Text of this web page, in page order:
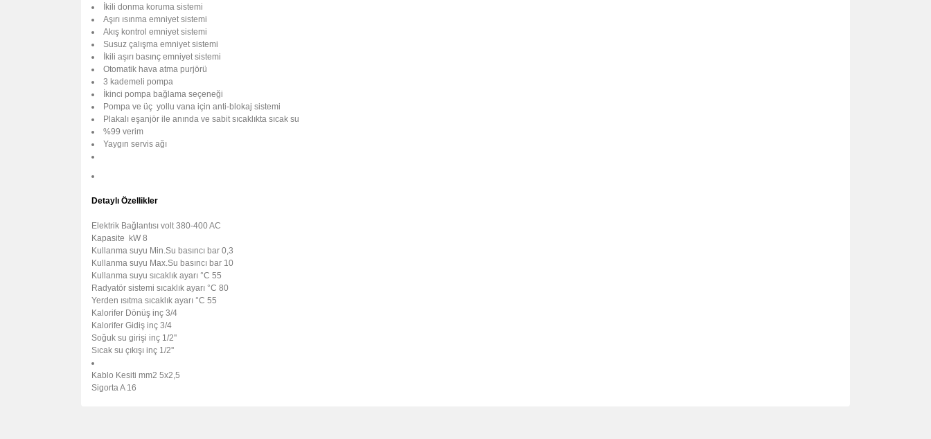
İkili donma koruma sistemi
Aşırı ısınma emniyet sistemi
Akış kontrol emniyet sistemi
Susuz çalışma emniyet sistemi
İkili aşırı basınç emniyet sistemi
Otomatik hava atma purjörü
3 kademeli pompa
İkinci pompa bağlama seçeneği
Pompa ve üç yollu vana için anti-blokaj sistemi
Plakalı eşanjör ile anında ve sabit sıcaklıkta sıcak su
%99 verim
Yaygın servis ağı
Detaylı Özellikler
Elektrik Bağlantısı volt 380-400 AC
Kapasite
kW 8
Kullanma suyu Min.Su basıncı bar 0,3
Kullanma suyu Max.Su basıncı bar 10
Kullanma suyu sıcaklık ayarı °C 55
Radyatör sistemi sıcaklık ayarı °C 80
Yerden ısıtma sıcaklık ayarı °C 55
Kalorifer Dönüş inç 3/4
Kalorifer Gidiş inç 3/4
Soğuk su girişi inç 1/2''
Sıcak su çıkışı inç 1/2''
Kablo Kesiti mm2 5x2,5
Sigorta A 16